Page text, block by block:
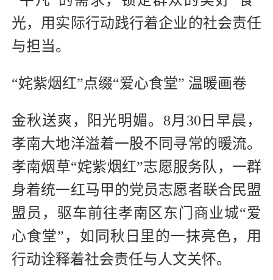
光，用实际行动践行着企业的社会责任
与担当。
“姹紫烟红”点缀“爱心食堂” 温暖画卷
金秋送爽，阳光明媚。8月30日早晨，
孝南大地洋溢着一股不同寻常的暖流。
孝南烟草“姹紫烟红”志愿服务队，一群
身着统一红马甲的党员志愿者联合民盟
盟员，驱车前往孝南区东门商业城“爱
心食堂”，如同秋日里的一抹亮色，用
行动诠释着社会责任与人文关怀。